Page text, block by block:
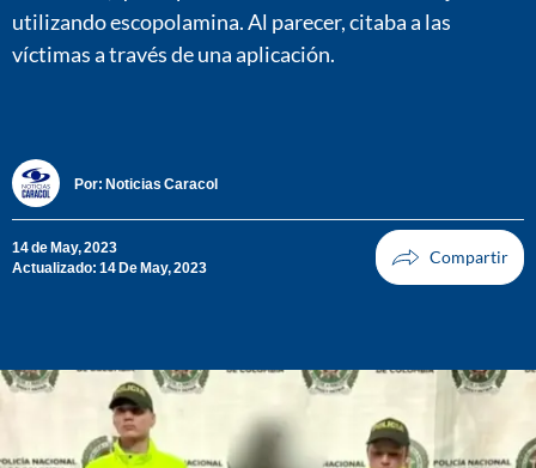
utilizando escopolamina. Al parecer, citaba a las
víctimas a través de una aplicación.
Por: Noticias Caracol
14 de May, 2023
Actualizado: 14 De May, 2023